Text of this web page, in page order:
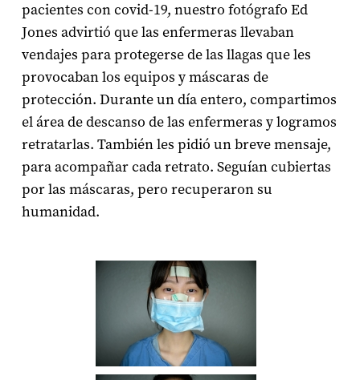
pacientes con covid-19, nuestro fotógrafo Ed
Jones advirtió que las enfermeras llevaban
vendajes para protegerse de las llagas que les
provocaban los equipos y máscaras de
protección. Durante un día entero, compartimos
el área de descanso de las enfermeras y logramos
retratarlas. También les pidió un breve mensaje,
para acompañar cada retrato. Seguían cubiertas
por las máscaras, pero recuperaron su
humanidad.